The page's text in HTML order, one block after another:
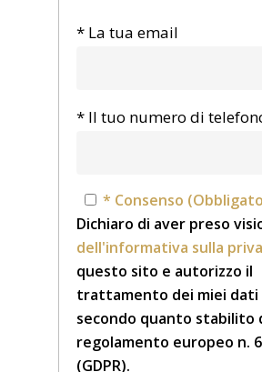
* La tua email
* Il tuo numero di
* Consenso
Dichiaro di aver preso
dell'informativa sulla
questo sito e autorizzo il
trattamento dei miei dati
secondo quanto stabilito
regolamento europeo n.
(GDPR).